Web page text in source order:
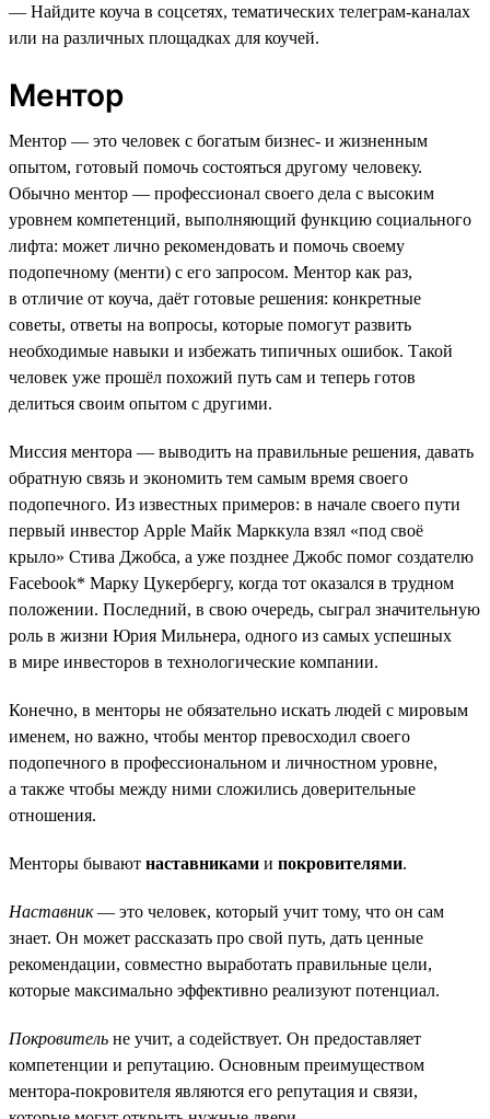
— Найдите коуча в соцсетях, тематических телеграм-каналах
или на различных площадках для коучей.
Ментор
Ментор — это человек с богатым бизнес- и жизненным
опытом, готовый помочь состояться другому человеку.
Обычно ментор — профессионал своего дела с высоким
уровнем компетенций, выполняющий функцию социального
лифта: может лично рекомендовать и помочь своему
подопечному (менти) с его запросом. Ментор как раз,
в отличие от коуча, даёт готовые решения: конкретные
советы, ответы на вопросы, которые помогут развить
необходимые навыки и избежать типичных ошибок. Такой
человек уже прошёл похожий путь сам и теперь готов
делиться своим опытом с другими.
Миссия ментора — выводить на правильные решения, давать
обратную связь и экономить тем самым время своего
подопечного. Из известных примеров: в начале своего пути
первый инвестор Apple Майк Марккула взял «под своё
крыло» Стива Джобса, а уже позднее Джобс помог создателю
Facebook* Марку Цукербергу, когда тот оказался в трудном
положении. Последний, в свою очередь, сыграл значительную
роль в жизни Юрия Мильнера, одного из самых успешных
в мире инвесторов в технологические компании.
Конечно, в менторы не обязательно искать людей с мировым
именем, но важно, чтобы ментор превосходил своего
подопечного в профессиональном и личностном уровне,
а также чтобы между ними сложились доверительные
отношения.
Менторы бывают наставниками и покровителями.
Наставник— это человек, который учит тому, что он сам
знает. Он может рассказать про свой путь, дать ценные
рекомендации, совместно выработать правильные цели,
которые максимально эффективно реализуют потенциал.
Покровитель не учит, а содействует. Он предоставляет
компетенции и репутацию. Основным преимуществом
ментора-покровителя являются его репутация и связи,